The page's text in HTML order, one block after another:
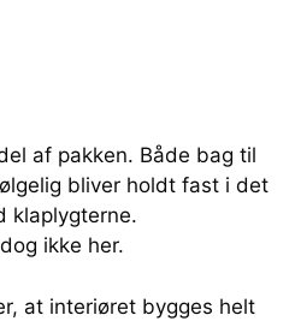
af pakken. Både bag til
bliver holdt fast i det
klaplygterne.
ikke her.
at interiøret bygges helt